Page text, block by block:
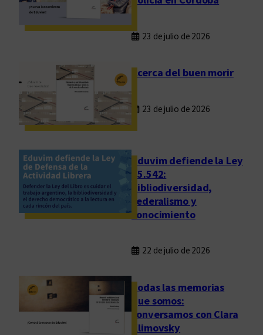
23 de julio de 2026
Acerca del buen morir
23 de julio de 2026
Eduvim defiende la Ley
25.542:
bibliodiversidad,
federalismo y
conocimiento
22 de julio de 2026
Todas las memorias
que somos:
conversamos con Clara
Klimovsky